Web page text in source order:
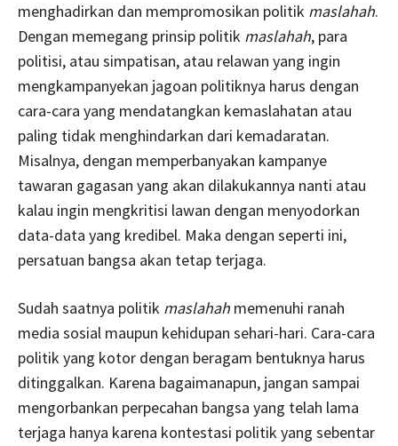
menghadirkan dan mempromosikan politik maslahah.
Dengan memegang prinsip politik maslahah, para
politisi, atau simpatisan, atau relawan yang ingin
mengkampanyekan jagoan politiknya harus dengan
cara-cara yang mendatangkan kemaslahatan atau
paling tidak menghindarkan dari kemadaratan.
Misalnya, dengan memperbanyakan kampanye
tawaran gagasan yang akan dilakukannya nanti atau
kalau ingin mengkritisi lawan dengan menyodorkan
data-data yang kredibel. Maka dengan seperti ini,
persatuan bangsa akan tetap terjaga.
Sudah saatnya politik maslahah memenuhi ranah
media sosial maupun kehidupan sehari-hari. Cara-cara
politik yang kotor dengan beragam bentuknya harus
ditinggalkan. Karena bagaimanapun, jangan sampai
mengorbankan perpecahan bangsa yang telah lama
terjaga hanya karena kontestasi politik yang sebentar